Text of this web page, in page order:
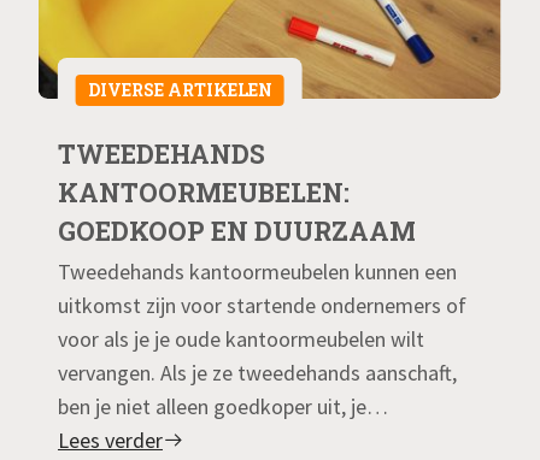
DIVERSE ARTIKELEN
TWEEDEHANDS
KANTOORMEUBELEN:
GOEDKOOP EN DUURZAAM
Tweedehands kantoormeubelen kunnen een
uitkomst zijn voor startende ondernemers of
voor als je je oude kantoormeubelen wilt
vervangen. Als je ze tweedehands aanschaft,
ben je niet alleen goedkoper uit, je…
Lees verder